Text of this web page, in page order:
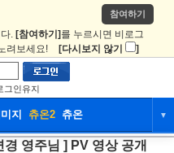
참여하기
. [참여하기] 를 누르시면 비로그
려보세요! [다시보지 않기 ]
그인유지
지 츄온2 츄온 ▼
커뮤니티 애니만화
영주님 ] PV 영상 공개